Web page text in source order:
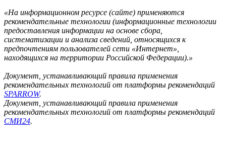
«На информационном ресурсе (сайте) применяются
рекомендательные технологии (информационные технологии
предоставления информации на основе сбора,
систематизации и анализа сведений, относящихся к
предпочтениям пользователей сети «Интернет»,
находящихся на территории Российской Федерации).»
Документ, устанавливающий правила применения
рекомендательных технологий от платформы рекомендаций
SPARROW.
Документ, устанавливающий правила применения
рекомендательных технологий от платформы рекомендаций
СМИ24.